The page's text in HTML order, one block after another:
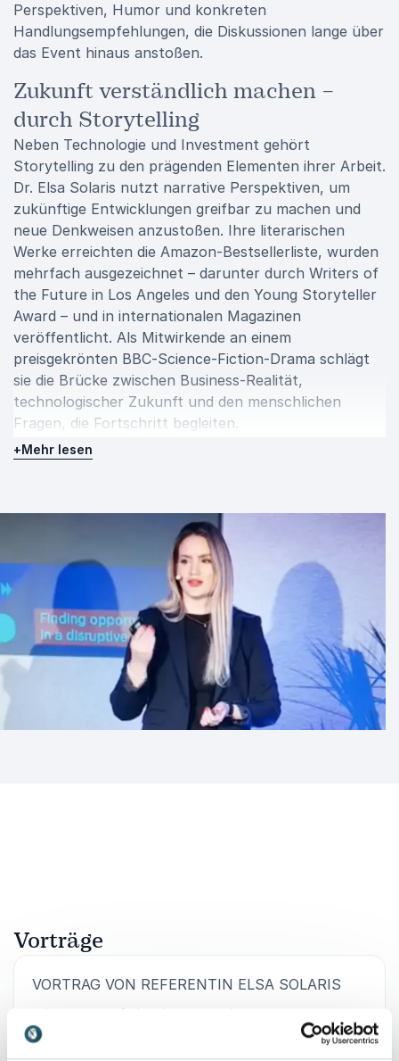
Perspektiven, Humor und konkreten
Handlungsempfehlungen, die Diskussionen lange über
das Event hinaus anstoßen.
Zukunft verständlich machen –
durch Storytelling
Neben Technologie und Investment gehört
Storytelling zu den prägenden Elementen ihrer Arbeit.
Dr. Elsa Solaris nutzt narrative Perspektiven, um
zukünftige Entwicklungen greifbar zu machen und
neue Denkweisen anzustoßen. Ihre literarischen
Werke erreichten die Amazon-Bestsellerliste, wurden
mehrfach ausgezeichnet – darunter durch Writers of
the Future in Los Angeles und den Young Storyteller
Award – und in internationalen Magazinen
veröffentlicht. Als Mitwirkende an einem
preisgekrönten BBC-Science-Fiction-Drama schlägt
sie die Brücke zwischen Business-Realität,
technologischer Zukunft und den menschlichen
Fragen, die Fortschritt begleiten.
Dr. Elsa Solaris für Ihr Event buchen
Einblicke mit internationaler Perspektive. Ihre
Vorträge verbinden Erfahrungen aus Venture Capital,
globale Technologietrends und inspirierendes
Storytelling zu einem Format, das Orientierung,
Klarheit und Innovationsenergie schafft. Ob
Leadership-Event, Technologie-Konferenz oder
Strategietagung – Dr. Elsa Solaris liefert visionäre
Impulse mit Substanz und zeigt, wie Unternehmen die
Zukunft nicht nur verstehen, sondern aktiv
mitgestalten können.
+Mehr lesen
Vorträge
VORTRAG VON REFERENTIN ELSA SOLARIS
Die Zukunft ist jetzt: Willkommen zur
Bio-Revolution!